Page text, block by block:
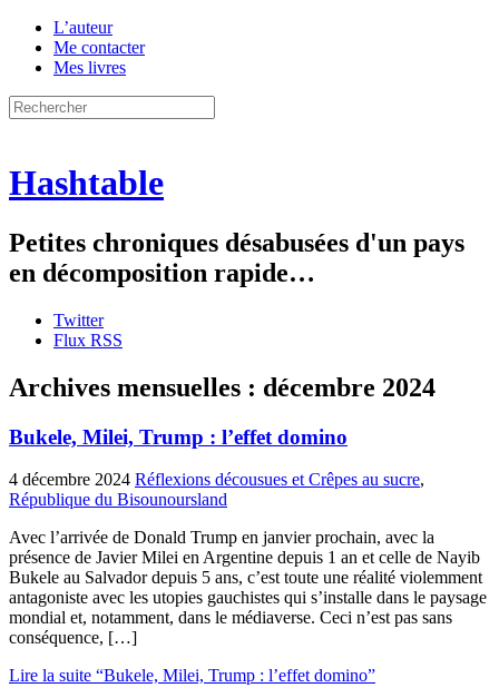
L’auteur
Me contacter
Mes livres
Hashtable
Petites chroniques désabusées d'un pays
en décomposition rapide…
Twitter
Flux RSS
Archives mensuelles : décembre 2024
Bukele, Milei, Trump : l’effet domino
4 décembre 2024 Réflexions décousues et Crêpes au sucre,
République du Bisounoursland
Avec l’arrivée de Donald Trump en janvier prochain, avec la
présence de Javier Milei en Argentine depuis 1 an et celle de Nayib
Bukele au Salvador depuis 5 ans, c’est toute une réalité violemment
antagoniste avec les utopies gauchistes qui s’installe dans le paysage
mondial et, notamment, dans le médiaverse. Ceci n’est pas sans
conséquence, […]
Lire la suite “Bukele, Milei, Trump : l’effet domino”